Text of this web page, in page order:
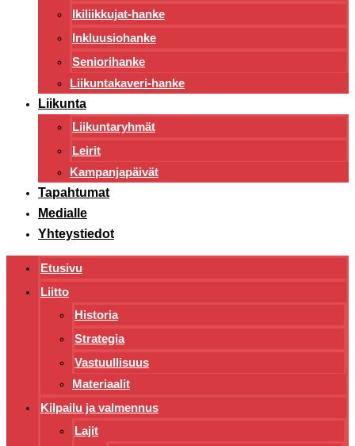
Ikiliikkujat-hanke
Inkluusiohanke
Seniorihanke
Liikuntakaveri-hanke
Liikunta
Liikuntaryhmät
Leirit
Kampanjapäivät
Tapahtumat
Medialle
Yhteystiedot
Etusivu
Liitto
Historia
Strategia
Vastuullisuus
Materiaalit
Kilpailu ja valmennus
Lajit